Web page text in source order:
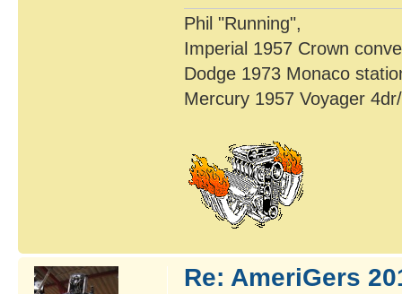
Phil "Running",
Imperial 1957 Crown
Dodge 1973 Monaco
Mercury 1957 Voyager
Re: AmeriGers